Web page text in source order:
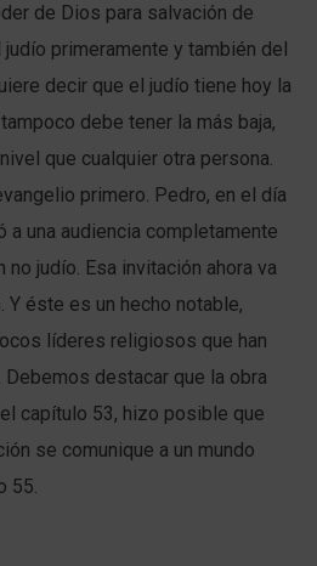
de Dios para salvación de
primeramente y también del
decir que el judío tiene hoy la
debe tener la más baja,
que cualquier otra persona.
primero. Pedro, en el día
una audiencia completamente
no judío. Esa invitación ahora va
Y éste es un hecho notable,
líderes religiosos que han
destacar que la obra
capítulo 53, hizo posible que
se comunique a un mundo
55.